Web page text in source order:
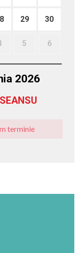
29 30
5 6
2026
terminie